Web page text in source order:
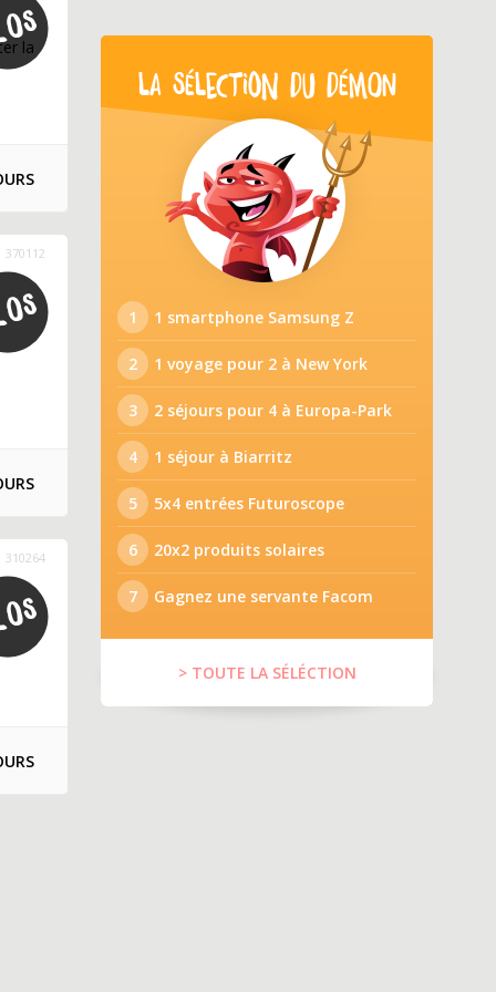
la
370112
310264
LA SÉLECTION DU DÉMON
1 1 smartphone Samsung Z
2 1 voyage pour 2 à New York
3 2 séjours pour 4 à Europa-Park
4 1 séjour à Biarritz
5 5x4 entrées Futuroscope
6 20x2 produits solaires
7 Gagnez une servante Facom
> TOUTE LA SÉLÉCTION